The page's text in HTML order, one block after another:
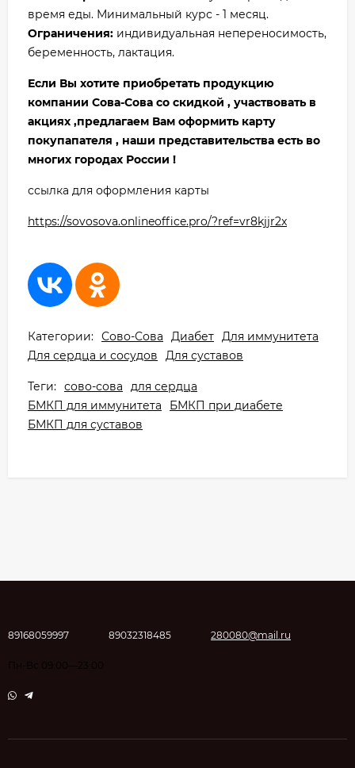
время еды. Минимальный курс - 1 месяц.
Ограничения: индивидуальная непереносимость,
беременность, лактация.
Если Вы хотите приобретать продукцию
компании Сова-Сова со скидкой , участвовать в
акциях ,предлагаем Вам оформить карту
покупапателя , наши представительства есть во
многих городах России !
ссылка для оформления карты
https://sovosova.onlineoffice.pro/?ref=vr8kjjr2x
Категории: Сово-Сова Диабет Для иммунитета
Для сердца и сосудов
Для суставов
Теги: сово-сова
для сердца
БМКП для иммунитета
БМКП при диабете
БМКП для суставов
89168059997 89032318485 280080@mail.ru
Пн-Вс 09:00—23:00